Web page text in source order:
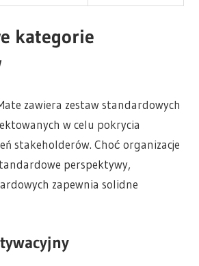
kategorie
zawiera zestaw standardowych
w celu pokrycia
stakeholderów. Choć organizacje
perspektywy,
zapewnia solidne